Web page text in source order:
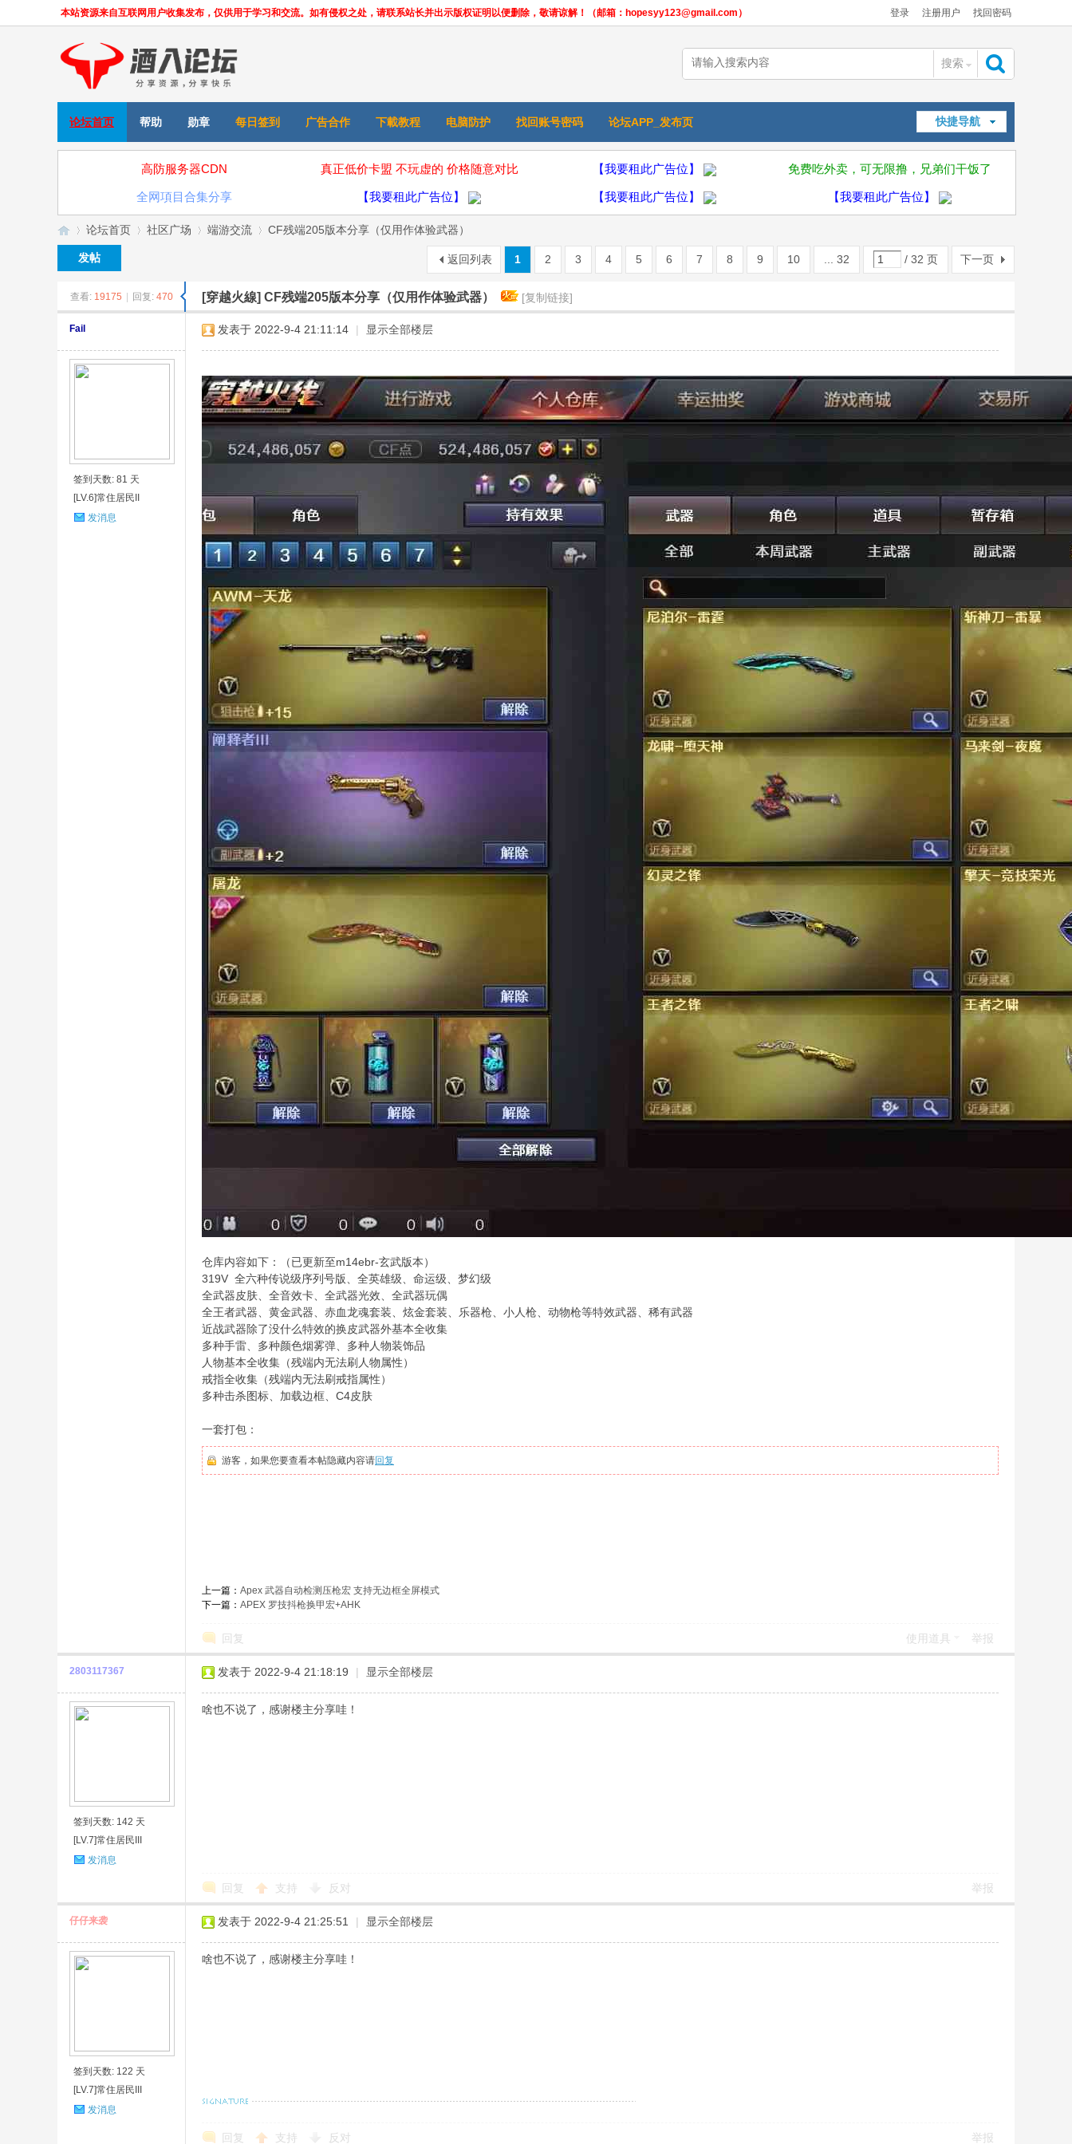
本站资源来自互联网用户收集发布，仅供用于学习和交流。如有侵权之处，请联系站长并出示版权证明以便删除，敬请谅解！（邮箱：hopesyy123@gmail.com） 登录 注册用户 找回密码
搜索
索
快捷导航
论坛首页 帮助 勋章 每日签到 广告合作 下載教程 电脑防护 找回账号密码 论坛APP_发布页
高防服务器CDN 真正低价卡盟 不玩虚的 价格随意对比 【我要租此广告位】 免费吃外卖，可无限撸，兄弟们干饭了
全网項目合集分享 【我要租此广告位】 【我要租此广告位】 【我要租此广告位】
»
论坛首页
›
社区广场 端游交流
›
CF残端205版本分享（仅用作体验武器）
1 2 3 4 5 6 7 8 9 10 ... 32 / 32 页 下一页
返回列表
发帖
查看: 19175 回复: 470 [穿越火線] CF残端205版本分享（仅用作体验武器） [复制链接]
Fail
签到天数: 81 天
[LV.6]常住居民II
发消息
发表于 2022-9-4 21:11:14 | 显示全部楼层
仓库内容如下：（已更新至m14ebr-玄武版本）
319V 全六种传说级序列号版、全英雄级、命运级、梦幻级
全武器皮肤、全音效卡、全武器光效、全武器玩偶
全王者武器、黄金武器、赤血龙魂套装、炫金套装、乐器枪、小人枪、动物枪等特效武器、稀有武器
近战武器除了没什么特效的换皮武器外基本全收集
多种手雷、多种颜色烟雾弹、多种人物装饰品
人物基本全收集（残端内无法刷人物属性）
戒指全收集（残端内无法刷戒指属性）
多种击杀图标、加载边框、C4皮肤
一套打包：
游客，如果您要查看本帖隐藏内容请回复
上一篇： Apex 武器自动检测压枪宏 支持无边框全屏模式
下一篇： APEX 罗技抖枪换甲宏+AHK
回复 使用道具 举报
2803117367
签到天数: 142 天
[LV.7]常住居民III
发消息
发表于 2022-9-4 21:18:19 | 显示全部楼层
啥也不说了，感谢楼主分享哇！
回复 支持 反对 举报
仔仔来袭
签到天数: 122 天
[LV.7]常住居民III
发消息
发表于 2022-9-4 21:25:51 | 显示全部楼层
啥也不说了，感谢楼主分享哇！
回复 支持 反对 举报